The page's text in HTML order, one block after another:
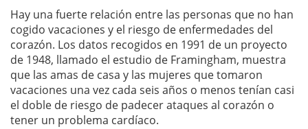
Hay una fuerte relación entre las personas que no han
cogido vacaciones y el riesgo de enfermedades del
corazón. Los datos recogidos en 1991 de un proyecto
de 1948, llamado el estudio de Framingham, muestra
que las amas de casa y las mujeres que tomaron
vacaciones una vez cada seis años o menos tenían casi
el doble de riesgo de padecer ataques al corazón o
tener un problema cardíaco.